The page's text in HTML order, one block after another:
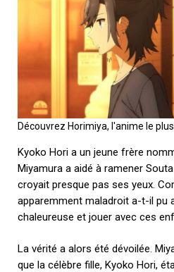
Découvrez Horimiya, l'anime le
Kyoko Hori a un jeune frère
Miyamura a aidé à ramener
croyait presque pas ses yeux.
apparemment maladroit a-t-il pu
chaleureuse et jouer avec ces
La vérité a alors été dévoilée.
que la célèbre fille, Kyoko Hori,